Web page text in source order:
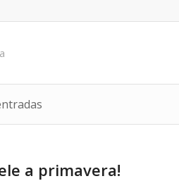
a primavera!